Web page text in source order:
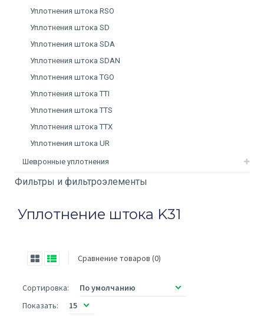
Уплотнения штока RSO
Уплотнения штока SD
Уплотнения штока SDA
Уплотнения штока SDAN
Уплотнения штока TGO
Уплотнения штока TTI
Уплотнения штока TTS
Уплотнения штока TTX
Уплотнения штока UR
Шевронные уплотнения
Фильтры и фильтроэлементы
Уплотнение штока K31
Сравнение товаров (0)
Сортировка:
Показать: